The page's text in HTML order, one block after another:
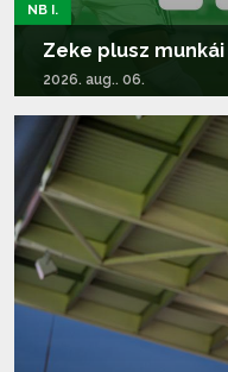
NB I.
Zeke plusz
2026. aug.. 06.